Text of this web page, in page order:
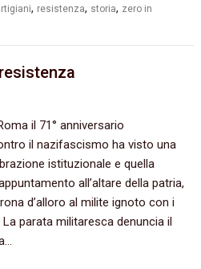
, resistenza, storia, zero in
il 71° anniversario
il nazifascismo ha visto una
istituzionale e quella
all’altare della patria,
d’alloro al milite ignoto con i
parata militaresca denuncia il